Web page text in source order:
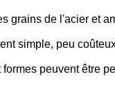
grains de l'acier et
simple, peu
peuvent être